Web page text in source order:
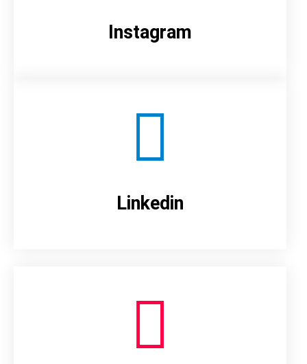
Instagram
Linkedin